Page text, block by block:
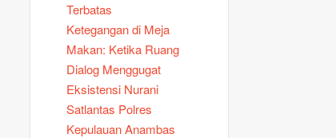
Terbatas
Ketegangan di Meja
Makan: Ketika Ruang
Dialog Menggugat
Eksistensi Nurani
Satlantas Polres
Kepulauan Anambas